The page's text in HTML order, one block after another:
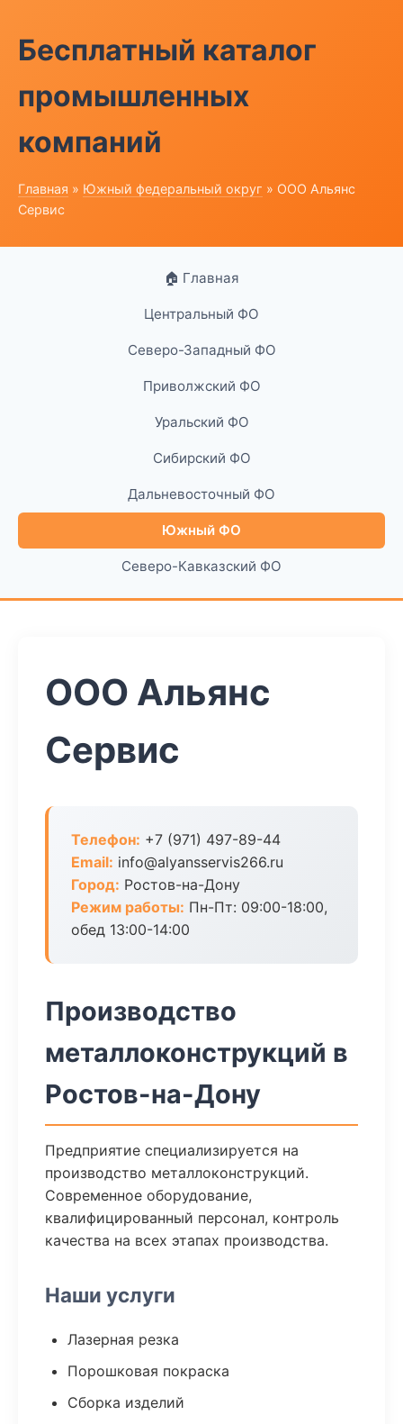
Бесплатный каталог
промышленных
компаний
Главная » Южный федеральный округ » ООО Альянс
Сервис
🏠 Главная
Центральный ФО
Северо-Западный ФО
Приволжский ФО
Уральский ФО
Сибирский ФО
Дальневосточный ФО
Южный ФО
Северо-Кавказский ФО
ООО Альянс
Сервис
Телефон: +7 (971) 497-89-44
Email: info@alyansservis266.ru
Город: Ростов-на-Дону
Режим работы: Пн-Пт: 09:00-18:00,
обед 13:00-14:00
Производство
металлоконструкций в
Ростов-на-Дону
Предприятие специализируется на
производство металлоконструкций.
Современное оборудование,
квалифицированный персонал, контроль
качества на всех этапах производства.
Наши услуги
Лазерная резка
Порошковая покраска
Сборка изделий